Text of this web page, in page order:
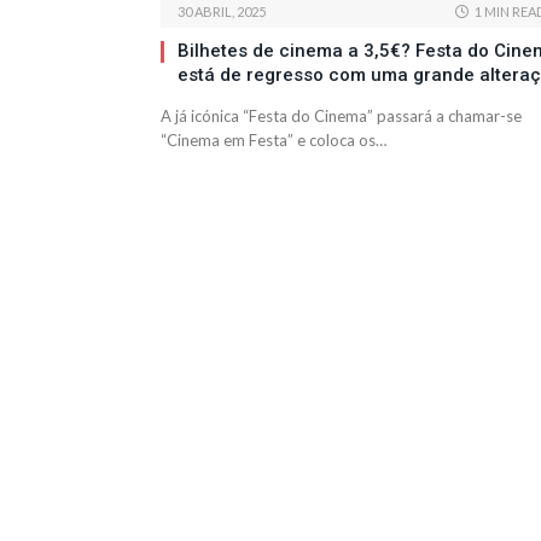
30 ABRIL, 2025 1 MIN
Bilhetes de cinema a 3,5€? Festa do
está de regresso com uma grande
A já icónica “Festa do Cinema” passará a chamar-se
“Cinema em Festa” e coloca os…